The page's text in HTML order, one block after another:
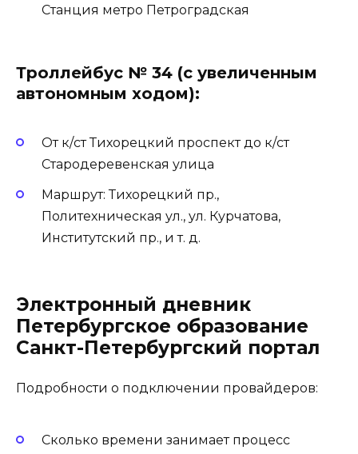
Станция метро Петроградская
Троллейбус № 34 (с увеличенным
автономным ходом):
От к/ст Тихорецкий проспект до к/ст
Стародеревенская улица
Маршрут: Тихорецкий пр.,
Политехническая ул., ул. Курчатова,
Институтский пр., и т. д.
Электронный дневник
Петербургское образование
Санкт-Петербургский портал
Подробности о подключении провайдеров:
Сколько времени занимает процесс